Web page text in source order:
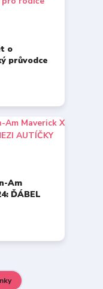
o
průvodce
Am
ĎÁBEL